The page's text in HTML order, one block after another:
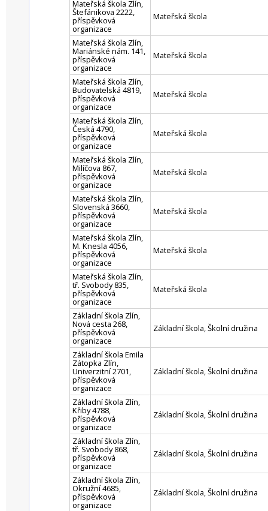
Mateřská škola Zlín,
Štefánikova 2222,
příspěvková
organizace
Mateřská škola
Mateřská škola Zlín,
Mariánské nám. 141,
příspěvková
organizace
Mateřská škola
Mateřská škola Zlín,
Budovatelská 4819,
příspěvková
organizace
Mateřská škola
Mateřská škola Zlín,
Česká 4790,
příspěvková
organizace
Mateřská škola
Mateřská škola Zlín,
Milíčova 867,
příspěvková
organizace
Mateřská škola
Mateřská škola Zlín,
Slovenská 3660,
příspěvková
organizace
Mateřská škola
Mateřská škola Zlín,
M. Knesla 4056,
příspěvková
organizace
Mateřská škola
Mateřská škola Zlín,
tř. Svobody 835,
příspěvková
organizace
Mateřská škola
Základní škola Zlín,
Nová cesta 268,
příspěvková
organizace
Základní škola, Školní družina
Základní škola Emila
Zátopka Zlín,
Univerzitní 2701,
příspěvková
organizace
Základní škola, Školní družina
Základní škola Zlín,
Křiby 4788,
příspěvková
organizace
Základní škola, Školní družina
Základní škola Zlín,
tř. Svobody 868,
příspěvková
organizace
Základní škola, Školní družina
Základní škola Zlín,
Okružní 4685,
příspěvková
organizace
Základní škola, Školní družina